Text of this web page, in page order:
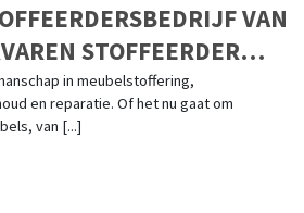
VAN
STOFFEERDER
in meubelstoffering,
en reparatie. Of het nu gaat om
van [...]